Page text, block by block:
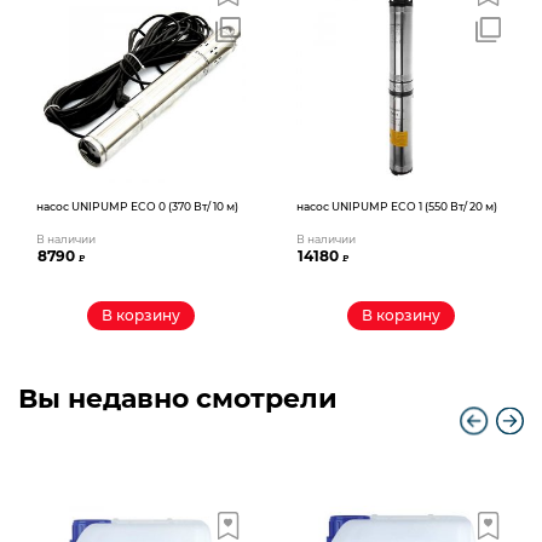
насос UNIPUMP ECO 0 (370 Вт/ 10 м)
В наличии
8790₽
В корзину
насос UNIPUMP ECO 1 (550 Вт/ 20 м)
В наличии
14180₽
В корзину
Вы недавно смотрели